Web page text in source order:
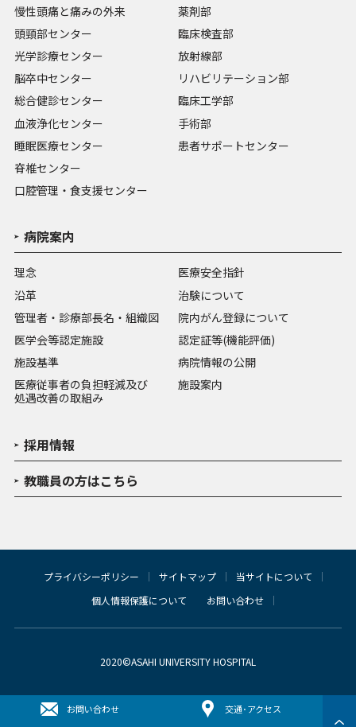
慢性頭痛と痛みの外来
頭頸部センター
光学診療センター
脳卒中センター
総合健診センター
血液浄化センター
睡眠医療センター
脊椎センター
口腔管理・食支援センター
薬剤部
臨床検査部
放射線部
リハビリテーション部
臨床工学部
手術部
患者サポートセンター
病院案内
理念
沿革
管理者・診療部長名・組織図
医学会等認定施設
施設基準
医療従事者の負担軽減及び
処遇改善の取組み
医療安全指針
治験について
院内がん登録について
認定証等(機能評価)
病院情報の公開
施設案内
採用情報
教職員の方はこちら
プライバシーポリシー サイトマップ
当サイトについて
個人情報保護について
お問い合わせ
2020©ASAHI UNIVERSITY HOSPITAL
お問い合わせ 交通･アクセス